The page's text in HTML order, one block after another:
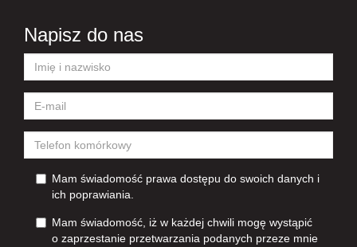
Napisz do nas
Mam świadomość prawa dostępu do swoich danych i
ich poprawiania.
Mam świadomość, iż w każdej chwili mogę wystąpić
o zaprzestanie przetwarzania podanych przeze mnie